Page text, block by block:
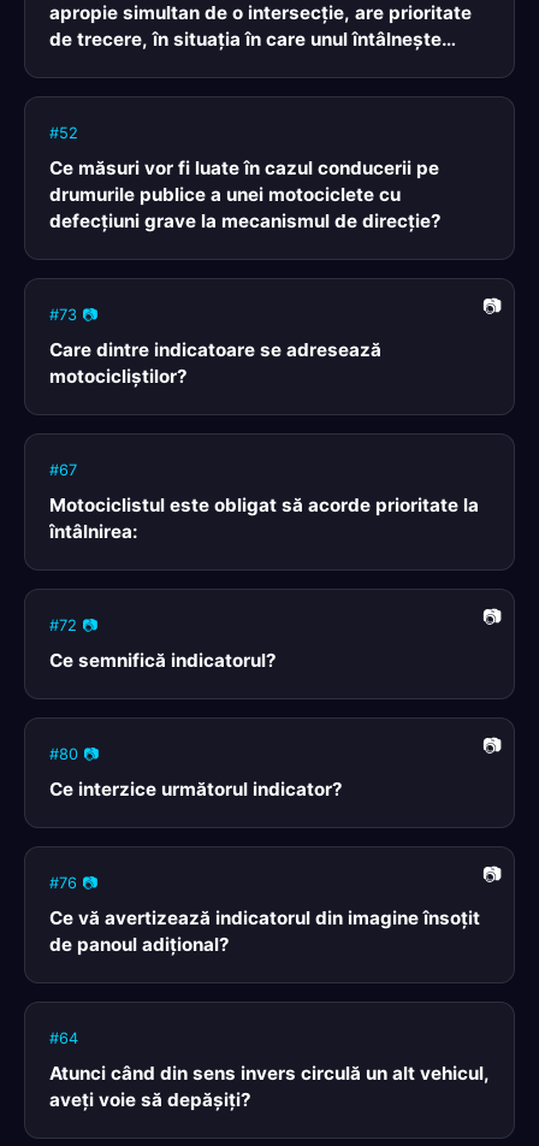
apropie simultan de o intersecţie, are prioritate
de trecere, în situaţia în care unul întâlneşte
„Cedează trecerea"?
#52
Ce măsuri vor fi luate în cazul conducerii pe
drumurile publice a unei motociclete cu
defecţiuni grave la mecanismul de direcţie?
#73 📷
Care dintre indicatoare se adresează
motocicliştilor?
#67
Motociclistul este obligat să acorde prioritate la
întâlnirea:
#72 📷
Ce semnifică indicatorul?
#80 📷
Ce interzice următorul indicator?
#76 📷
Ce vă avertizează indicatorul din imagine însoţit
de panoul adiţional?
#64
Atunci când din sens invers circulă un alt vehicul,
aveţi voie să depăşiţi?